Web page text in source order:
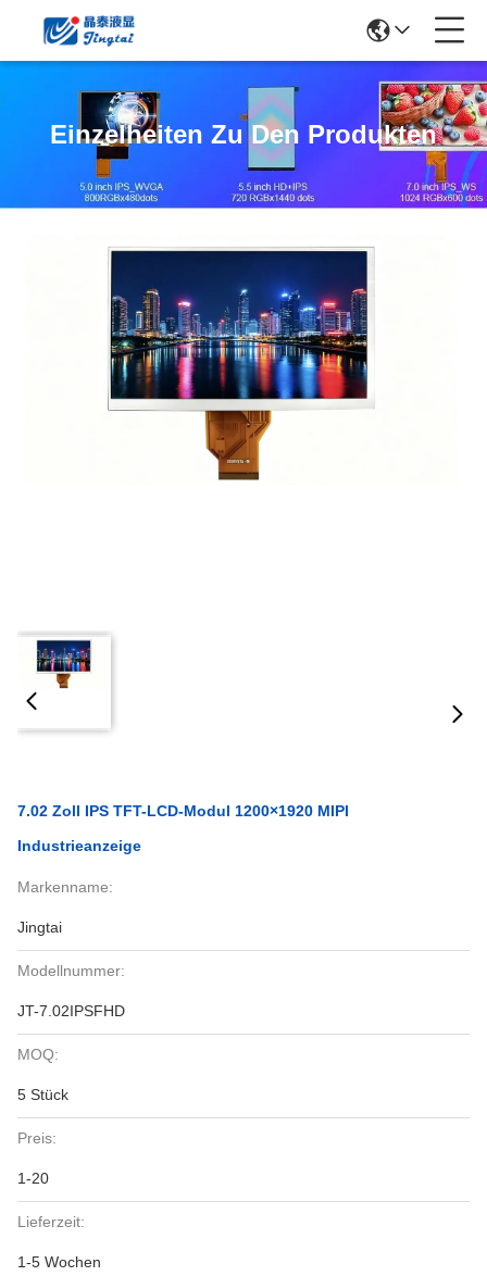
Einzelheiten Zu Den Produkten
7.02 Zoll IPS TFT-LCD-Modul 1200×1920 MIPI
Industrieanzeige
Markenname:
Jingtai
Modellnummer:
JT-7.02IPSFHD
MOQ:
5 Stück
Preis:
1-20
Lieferzeit:
1-5 Wochen